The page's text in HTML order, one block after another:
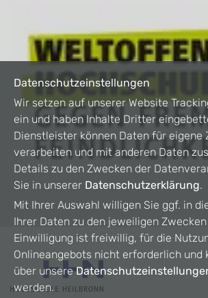
Datenschutzeinstellungen
Wir setzen auf unserer Website
ein und haben Inhalte Dritter
Dienstleister können Daten für eigene
verarbeiten und mit anderen Daten
Details zu den Zwecken der
Sie in unserer Datenschutzerklärung.
Mit Ihrer Auswahl willigen Sie ggf. in
Ihrer Daten zu den jeweiligen Zwecken
Einwilligung ist freiwillig, für die
Onlineangebots nicht erforderlich und
über unsere
werden.